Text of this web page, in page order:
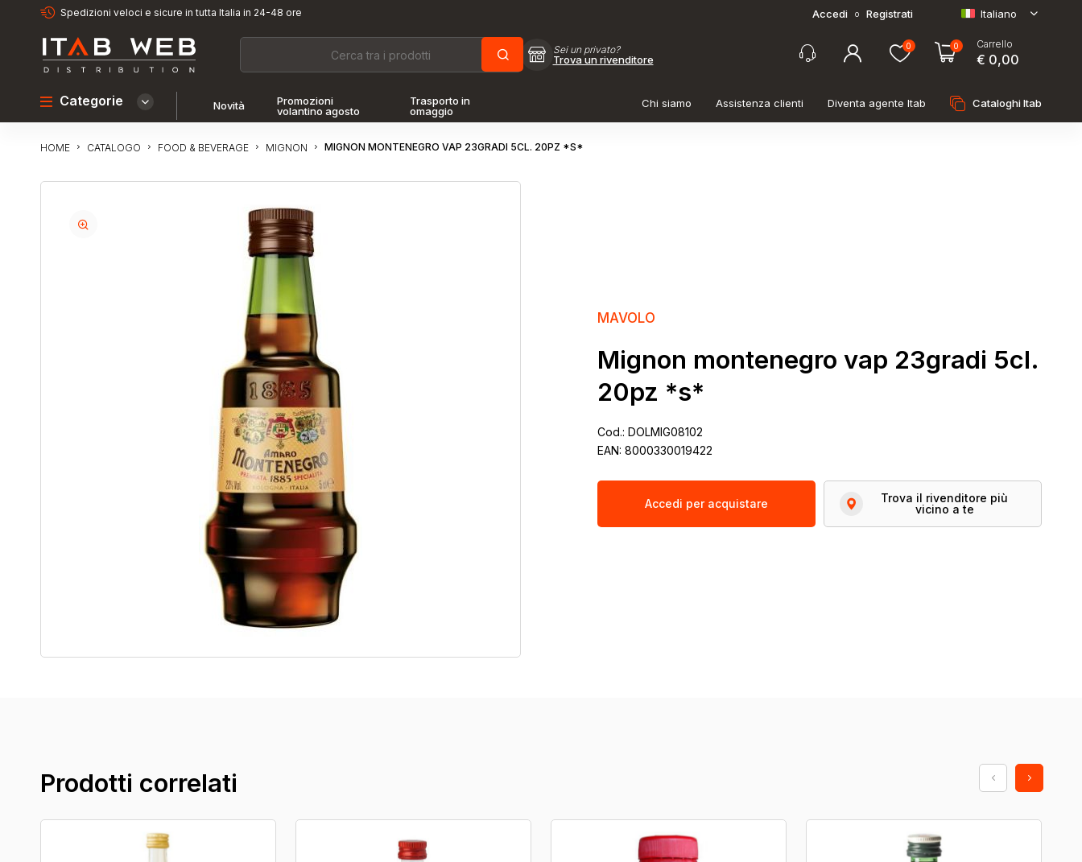
Spedizioni veloci e sicure in tutta Italia in 24-48 ore Accedi o Registrati Italiano
Sei un privato?
Trova un rivenditore
0 0 Carrello
€ 0,00
Categorie Novità
Promozioni
volantino agosto
Trasporto in
omaggio
Chi siamo Assistenza clienti Diventa agente Itab Cataloghi Itab
HOME CATALOGO FOOD & BEVERAGE MIGNON MIGNON MONTENEGRO VAP 23GRADI 5CL. 20PZ *S*
MAVOLO
Mignon montenegro vap 23gradi 5cl.
20pz *s*
Cod.: DOLMIG08102
EAN: 8000330019422
Accedi per acquistare
Trova il rivenditore più
vicino a te
Prodotti correlati